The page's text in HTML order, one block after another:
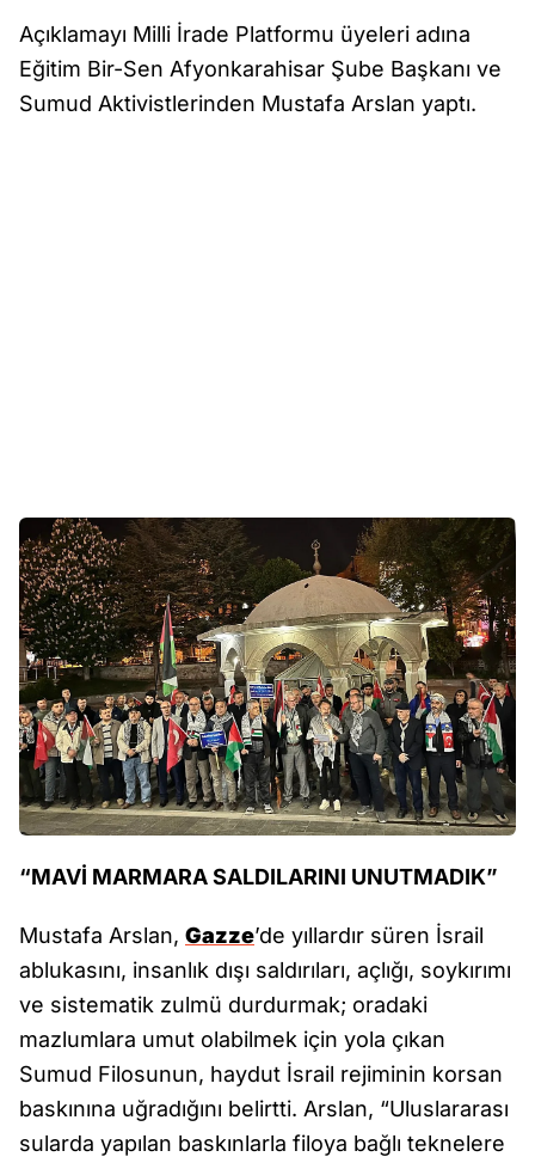
Açıklamayı Milli İrade Platformu üyeleri adına
Eğitim Bir-Sen Afyonkarahisar Şube Başkanı ve
Sumud Aktivistlerinden Mustafa Arslan yaptı.
“MAVİ MARMARA SALDILARINI UNUTMADIK”
Mustafa Arslan, Gazze’de yıllardır süren İsrail
ablukasını, insanlık dışı saldırıları, açlığı, soykırımı
ve sistematik zulmü durdurmak; oradaki
mazlumlara umut olabilmek için yola çıkan
Sumud Filosunun, haydut İsrail rejiminin korsan
baskınına uğradığını belirtti. Arslan, “Uluslararası
sularda yapılan baskınlarla filoya bağlı teknelere